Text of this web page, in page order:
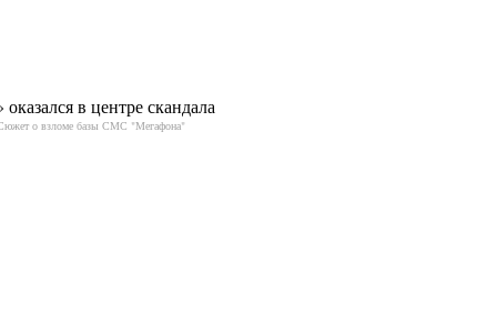
в центре скандала
о взломе базы СМС "Мегафона"